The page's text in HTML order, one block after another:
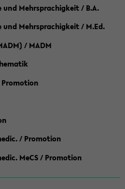
und Mehrsprachigkeit / B.A.
und Mehrsprachigkeit / M.Ed.
/ MADM
/ Promotion
MeCS / Promotion